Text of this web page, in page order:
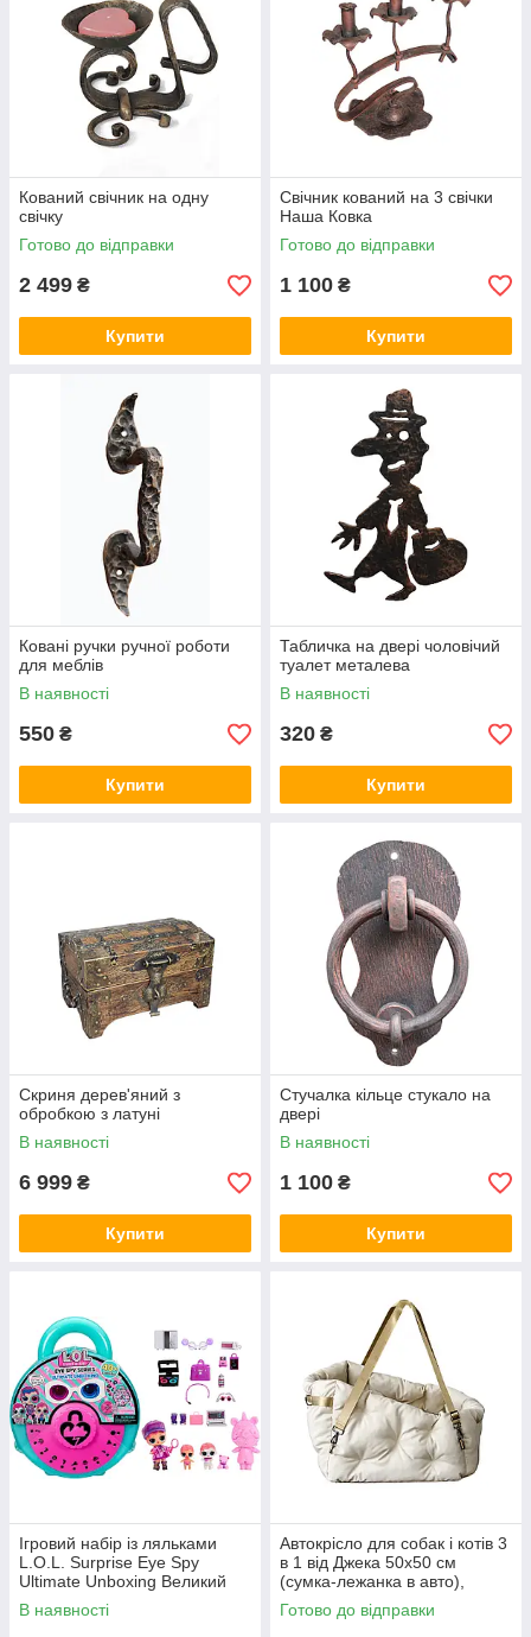
Кований свічник на одну
свічку
Готово до відправки
2 499 ₴
Купити
Свічник кований на 3 свічки
Наша Ковка
Готово до відправки
1 100 ₴
Купити
Ковані ручки ручної роботи
для меблів
В наявності
550 ₴
Купити
Табличка на двері чоловічий
туалет металева
В наявності
320 ₴
Купити
Скриня дерев'яний з
обробкою з латуні
В наявності
6 999 ₴
Купити
Стучалка кільце стукало на
двері
В наявності
1 100 ₴
Купити
Ігровий набір із ляльками
L.O.L. Surprise Eye Spy
Ultimate Unboxing Великий
сюрприз із загадками
В наявності
Автокрісло для собак і котів 3
в 1 від Джека 50х50 см
(сумка-лежанка в авто),
бежева
Готово до відправки